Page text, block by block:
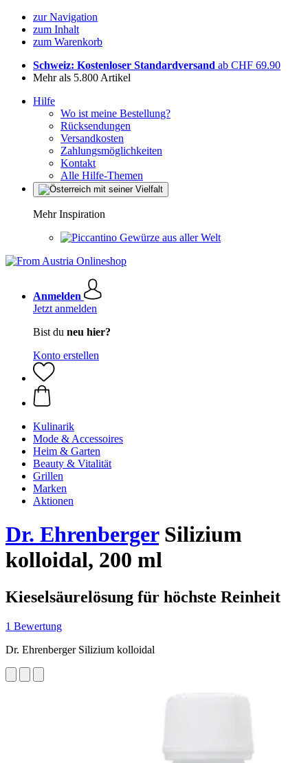
zur Navigation
zum Inhalt
zum Warenkorb
Schweiz: Kostenloser Standardversand ab CHF 69.90
Mehr als 5.800 Artikel
Hilfe
Wo ist meine Bestellung?
Rücksendungen
Versandkosten
Zahlungsmöglichkeiten
Kontakt
Alle Hilfe-Themen
Mehr Inspiration
Gewürze aus aller Welt
Anmelden
Jetzt anmelden
Bist du neu hier?
Konto erstellen
Kulinarik
Mode & Accessoires
Heim & Garten
Beauty & Vitalität
Grillen
Marken
Aktionen
Dr. EhrenbergerSilizium
kolloidal, 200 ml
Kieselsäurelösung für höchste Reinheit
1 Bewertung
Dr. Ehrenberger Silizium kolloidal